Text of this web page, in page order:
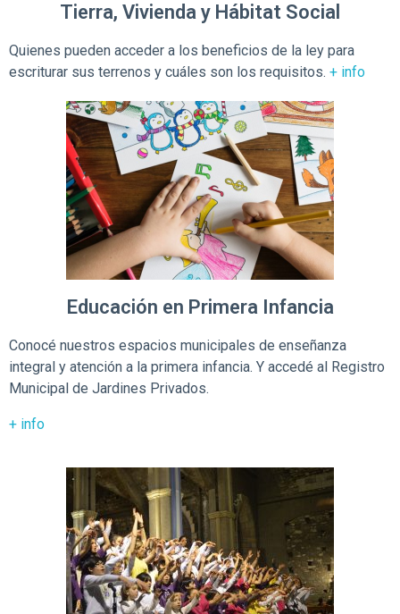
Tierra, Vivienda y Hábitat Social
Quienes pueden acceder a los beneficios de la ley para
escriturar sus terrenos y cuáles son los requisitos. + info
Educación en Primera Infancia
Conocé nuestros espacios municipales de enseñanza
integral y atención a la primera infancia. Y accedé al Registro
Municipal de Jardines Privados.
+ info